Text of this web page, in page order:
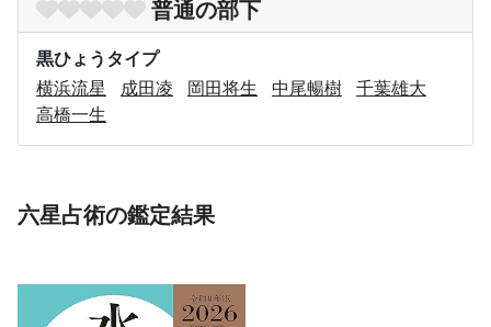
普通の部下
黒ひょうタイプ
横浜流星
成田凌 岡田将生 中尾暢樹
千葉雄大
高橋一生
六星占術の鑑定結果